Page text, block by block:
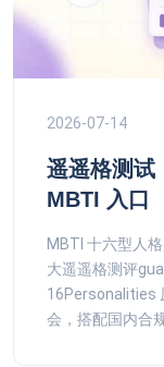
2026-07-14
遥遥格测
MBTI 入口
MBTI 十六型人
大遥遥格测评
16Personalities
会，搭配国内合